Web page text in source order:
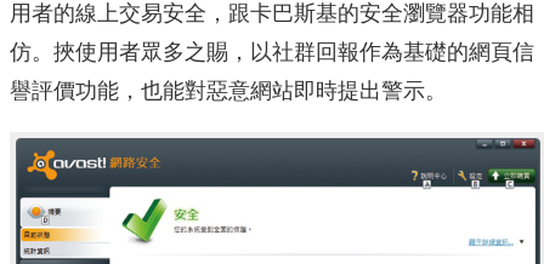
用者的線上交易安全，跟卡巴斯基的安全瀏覽器功能相
仿。挾使用者眾多之賜，以社群回報作為基礎的網頁信
譽評價功能，也能對惡意網站即時提出警示。